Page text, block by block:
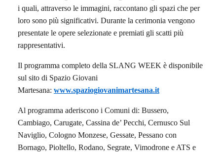
i quali, attraverso le immagini, raccontano gli spazi che per
loro sono più significativi. Durante la cerimonia vengono
presentate le opere selezionate e premiati gli scatti più
rappresentativi.
Il programma completo della SLANG WEEK è disponibile
sul sito di Spazio Giovani
Martesana: www.spaziogiovanimartesana.it
Al programma aderiscono i Comuni di: Bussero,
Cambiago, Carugate, Cassina de’ Pecchi, Cernusco Sul
Naviglio, Cologno Monzese, Gessate, Pessano con
Bornago, Pioltello, Rodano, Segrate, Vimodrone e ATS e